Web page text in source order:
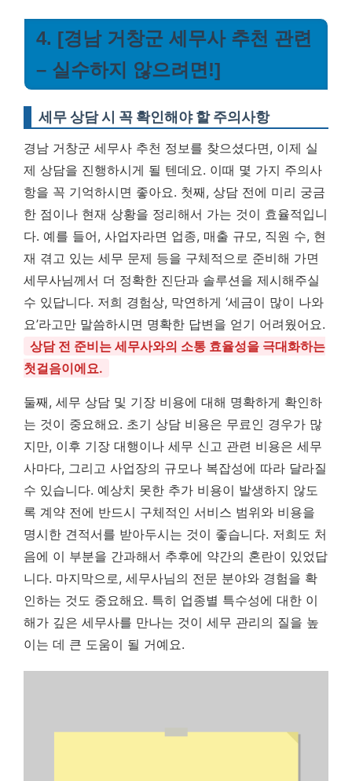
4. [경남 거창군 세무사 추천 관련
– 실수하지 않으려면!]
세무 상담 시 꼭 확인해야 할 주의사항
경남 거창군 세무사 추천 정보를 찾으셨다면, 이제 실
제 상담을 진행하시게 될 텐데요. 이때 몇 가지 주의사
항을 꼭 기억하시면 좋아요. 첫째, 상담 전에 미리 궁금
한 점이나 현재 상황을 정리해서 가는 것이 효율적입니
다. 예를 들어, 사업자라면 업종, 매출 규모, 직원 수, 현
재 겪고 있는 세무 문제 등을 구체적으로 준비해 가면
세무사님께서 더 정확한 진단과 솔루션을 제시해주실
수 있답니다. 저희 경험상, 막연하게 ‘세금이 많이 나와
요’라고만 말씀하시면 명확한 답변을 얻기 어려웠어요.
상담 전 준비는 세무사와의 소통 효율성을 극대화하는
첫걸음이에요.
둘째, 세무 상담 및 기장 비용에 대해 명확하게 확인하
는 것이 중요해요. 초기 상담 비용은 무료인 경우가 많
지만, 이후 기장 대행이나 세무 신고 관련 비용은 세무
사마다, 그리고 사업장의 규모나 복잡성에 따라 달라질
수 있습니다. 예상치 못한 추가 비용이 발생하지 않도
록 계약 전에 반드시 구체적인 서비스 범위와 비용을
명시한 견적서를 받아두시는 것이 좋습니다. 저희도 처
음에 이 부분을 간과해서 추후에 약간의 혼란이 있었답
니다. 마지막으로, 세무사님의 전문 분야와 경험을 확
인하는 것도 중요해요. 특히 업종별 특수성에 대한 이
해가 깊은 세무사를 만나는 것이 세무 관리의 질을 높
이는 데 큰 도움이 될 거예요.